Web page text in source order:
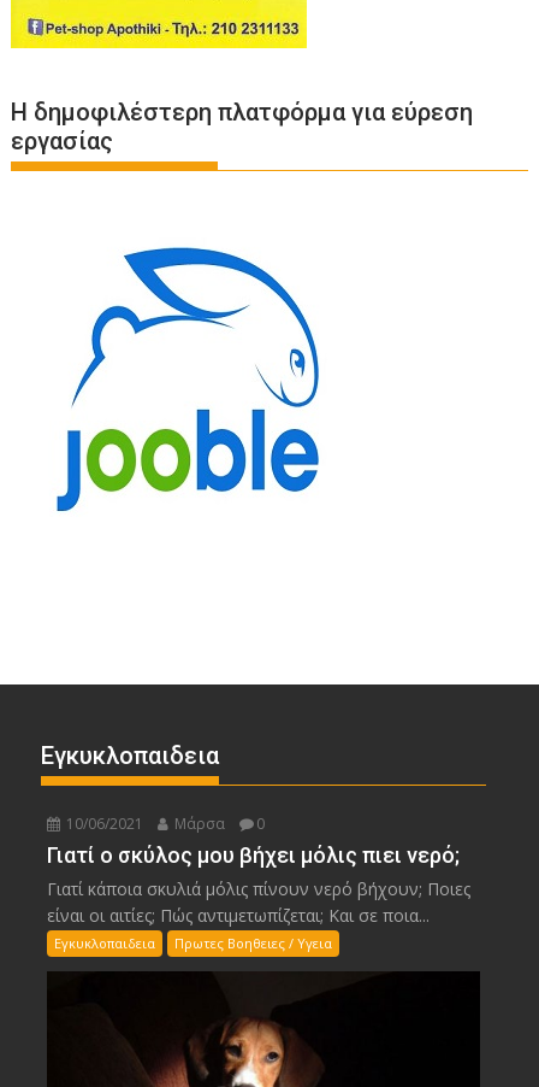
Η δημοφιλέστερη πλατφόρμα για εύρεση
εργασίας
Εγκυκλοπαιδεια
10/06/2021 Μάρσα 0
Γιατί ο σκύλος μου βήχει μόλις πιει νερό;
Γιατί κάποια σκυλιά μόλις πίνουν νερό βήχουν; Ποιες
είναι οι αιτίες; Πώς αντιμετωπίζεται; Και σε ποια...
Εγκυκλοπαιδεια Πρωτες Βοηθειες / Υγεια